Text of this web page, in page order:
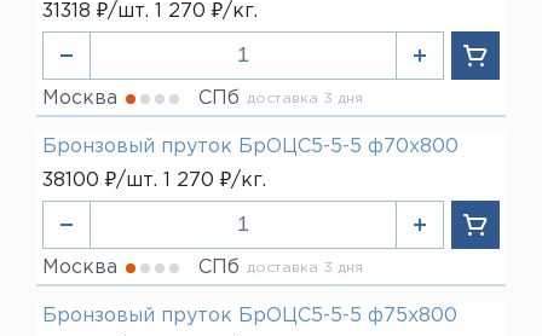
31318 ₽/шт. 1 270 ₽/кг.
Москва СПб доставка 3 дня
Бронзовый пруток БрОЦС5-5-5 ф70х800
38100 ₽/шт. 1 270 ₽/кг.
Москва СПб доставка 3 дня
Бронзовый пруток БрОЦС5-5-5 ф75х800